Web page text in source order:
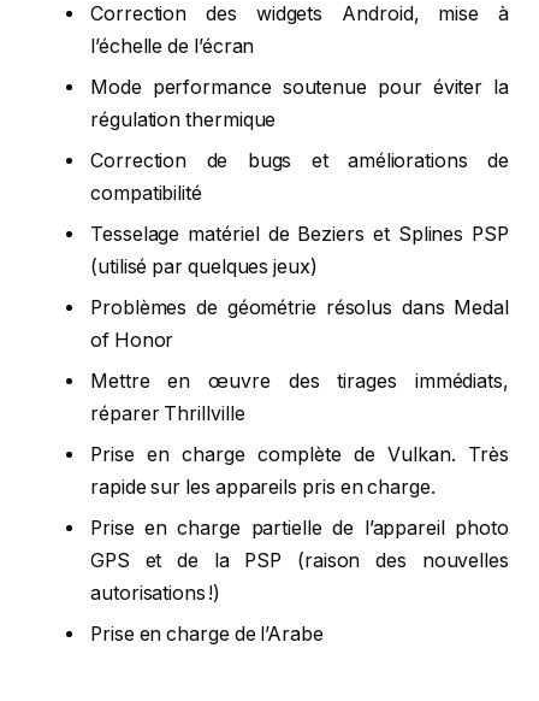
Correction des widgets Android, mise à
l’échelle de l’écran
Mode performance soutenue pour éviter la
régulation thermique
Correction de bugs et améliorations de
compatibilité
Tesselage matériel de Beziers et Splines PSP
(utilisé par quelques jeux)
Problèmes de géométrie résolus dans Medal
of Honor
Mettre en œuvre des tirages immédiats,
réparer Thrillville
Prise en charge complète de Vulkan. Très
rapide sur les appareils pris en charge.
Prise en charge partielle de l’appareil photo
GPS et de la PSP (raison des nouvelles
autorisations !)
Prise en charge de l’Arabe